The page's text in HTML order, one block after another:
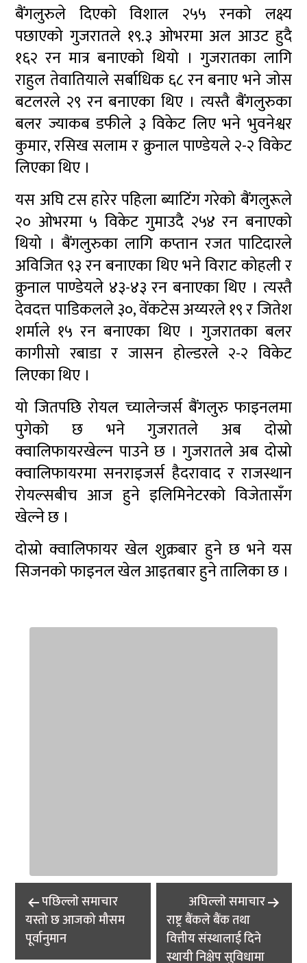
बैंगलुरुले दिएको विशाल २५५ रनको लक्ष्य
पछाएको गुजरातले १९.३ ओभरमा अल आउट हुदै
१६२ रन मात्र बनाएको थियो । गुजरातका लागि
राहुल तेवातियाले सर्बाधिक ६८ रन बनाए भने जोस
बटलरले २९ रन बनाएका थिए । त्यस्तै बैंगलुरुका
बलर ज्याकब डफीले ३ विकेट लिए भने भुवनेश्वर
कुमार, रसिख सलाम र क्रुनाल पाण्डेयले २-२ विकेट
लिएका थिए ।
यस अघि टस हारेर पहिला ब्याटिंग गरेको बैंगलुरूले
२० ओभरमा ५ विकेट गुमाउदै २५४ रन बनाएको
थियो । बैंगलुरुका लागि कप्तान रजत पाटिदारले
अविजित ९३ रन बनाएका थिए भने विराट कोहली र
क्रुनाल पाण्डेयले ४३-४३ रन बनाएका थिए । त्यस्तै
देवदत्त पाडिकलले ३०, वेंकटेस अय्यरले १९ र जितेश
शर्माले १५ रन बनाएका थिए । गुजरातका बलर
कागीसो रबाडा र जासन होल्डरले २-२ विकेट
लिएका थिए ।
यो जितपछि रोयल च्यालेन्जर्स बैंगलुरु फाइनलमा
पुगेको छ भने गुजरातले अब दोस्रो
क्वालिफायरखेल्न पाउने छ । गुजरातले अब दोस्रो
क्वालिफायरमा सनराइजर्स हैदरावाद र राजस्थान
रोयल्सबीच आज हुने इलिमिनेटरको विजेतासँग
खेल्ने छ ।
दोस्रो क्वालिफायर खेल शुक्रबार हुने छ भने यस
सिजनको फाइनल खेल आइतबार हुने तालिका छ ।
Post
navigation
पछिल्लाे समाचार
यस्तो छ आजको मौसम
पूर्वानुमान
अघिल्लाे समाचार
राष्ट्र बैंकले बैंक तथा
वित्तीय संस्थालाई दिने
स्थायी निक्षेप सुविधामा